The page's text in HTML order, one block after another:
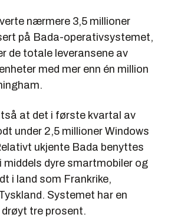
nærmere 3,5 millioner
på Bada-operativsystemet,
de totale leveransene av
med mer enn én million
at det i første kvartal av
under 2,5 millioner Windows
ukjente Bada benyttes
middels dyre smartmobiler og
i land som Frankrike,
Systemet har en
tre prosent.